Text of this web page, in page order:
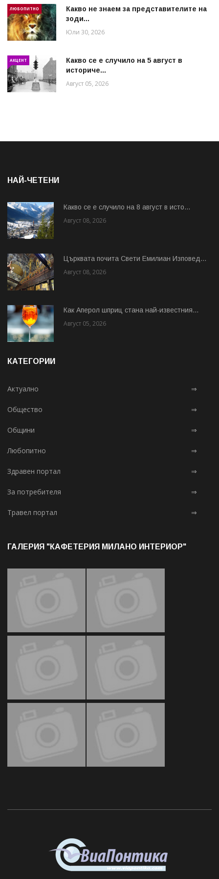
ЛЮБОПИТНО
Какво не знаем за представителите на
зоди...
Юли 30, 2026
АКЦЕНТ
Какво се е случило на 5 август в
историче...
Август 05, 2026
НАЙ-ЧЕТЕНИ
Какво се е случило на 8 август в исто...
Август 08, 2026
Църквата почита Свeти Емилиан Изповед...
Август 08, 2026
Как Аперол шприц стана най-известния...
Август 05, 2026
КАТЕГОРИИ
Актуално ⇒
Общество ⇒
Общини ⇒
Любопитно ⇒
Здравен портал ⇒
За потребителя ⇒
Травел портал ⇒
ГАЛЕРИЯ "КАФЕТЕРИЯ МИЛАНО ИНТЕРИОР"